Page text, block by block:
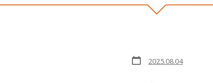
Post
date
2025.08.04